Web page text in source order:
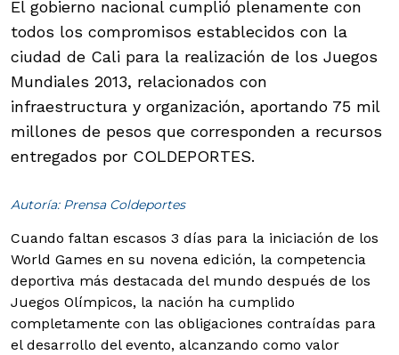
El gobierno nacional cumplió plenamente con
todos los compromisos establecidos con la
ciudad de Cali para la realización de los Juegos
Mundiales 2013, relacionados con
infraestructura y organización, aportando 75 mil
millones de pesos que corresponden a recursos
entregados por COLDEPORTES.
Autoría: Prensa Coldeportes
Cuando faltan escasos 3 días para la iniciación de los
World Games en su novena edición, la competencia
deportiva más destacada del mundo después de los
Juegos Olímpicos, la nación ha cumplido
completamente con las obligaciones contraídas para
el desarrollo del evento, alcanzando como valor